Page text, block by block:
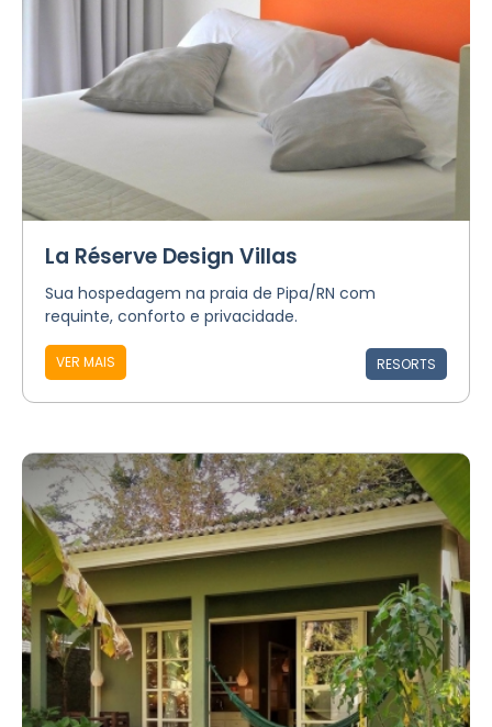
La Réserve Design Villas
Sua hospedagem na praia de Pipa/RN com
requinte, conforto e privacidade.
VER MAIS RESORTS